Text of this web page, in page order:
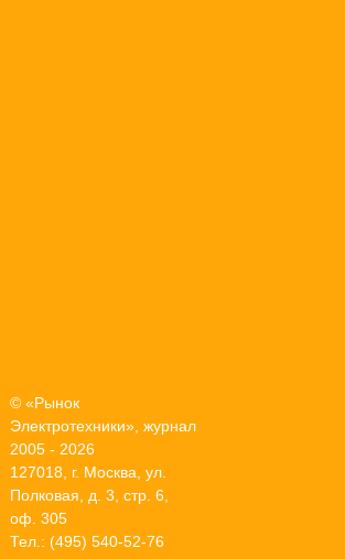
© «Рынок
Электротехники», журнал
2005 - 2026
127018, г. Москва, ул.
Полковая, д. 3, стр. 6,
оф. 305
Тел.: (495) 540-52-76